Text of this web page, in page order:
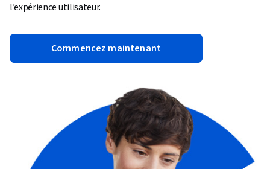
l’expérience utilisateur.
Commencez maintenant